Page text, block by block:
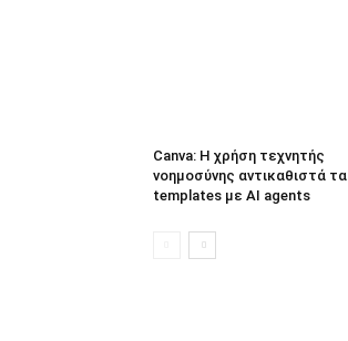
Canva: Η χρήση τεχνητής
νοημοσύνης αντικαθιστά τα
templates με AI agents